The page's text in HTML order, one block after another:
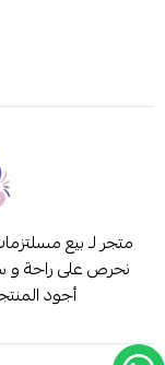
متجر لـ بيع
نحرص على راحة و
أجود